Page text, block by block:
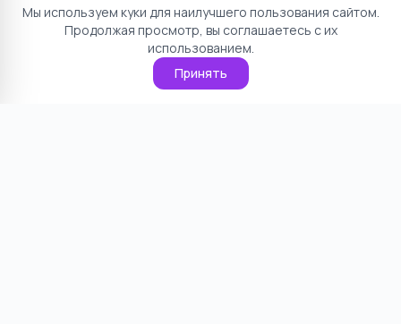
Мы используем куки для наилучшего пользования сайтом.
Продолжая просмотр, вы соглашаетесь с их
использованием.
Принять